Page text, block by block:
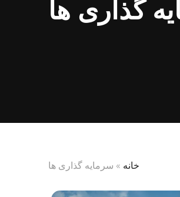
گذاری ها
خانه » سرمایه گذاری ها